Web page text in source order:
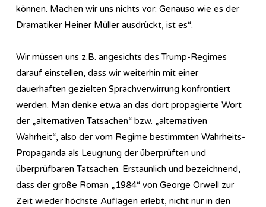
können. Machen wir uns nichts vor: Genauso wie es der
Dramatiker Heiner Müller ausdrückt, ist es“.
Wir müssen uns z.B. angesichts des Trump-Regimes
darauf einstellen, dass wir weiterhin mit einer
dauerhaften gezielten Sprachverwirrung konfrontiert
werden. Man denke etwa an das dort propagierte Wort
der „alternativen Tatsachen“ bzw. „alternativen
Wahrheit“, also der vom Regime bestimmten Wahrheits-
Propaganda als Leugnung der überprüften und
überprüfbaren Tatsachen. Erstaunlich und bezeichnend,
dass der große Roman „1984“ von George Orwell zur
Zeit wieder höchste Auflagen erlebt, nicht nur in den